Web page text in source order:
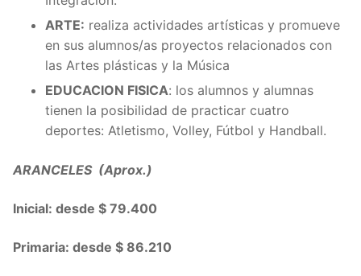
ARTE: realiza actividades artísticas y promueve
en sus alumnos/as proyectos relacionados con
las Artes plásticas y la Música
EDUCACION FISICA: los alumnos y alumnas
tienen la posibilidad de practicar cuatro
deportes: Atletismo, Volley, Fútbol y Handball.
ARANCELES (Aprox.)
Inicial: desde $ 79.400
Primaria: desde $ 86.210